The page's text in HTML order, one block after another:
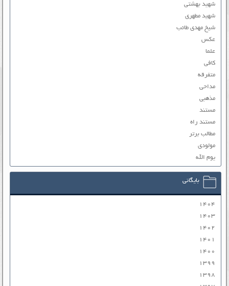
شهید بهشتی
شهید مطهری
شیخ مهدی طائب
عکس
علما
کافی
متفرقه
مداحی
مذهبی
مستند
مستند راه
مطالب برتر
مولودی
یوم الله
بایگانی
۱۴۰۴
۱۴۰۳
۱۴۰۲
۱۴۰۱
۱۴۰۰
۱۳۹۹
۱۳۹۸